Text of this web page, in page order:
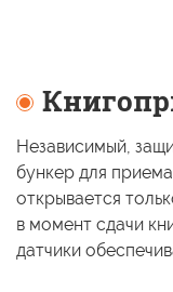
Независимый,
бункер для
открывается
в момент сдачи
датчики